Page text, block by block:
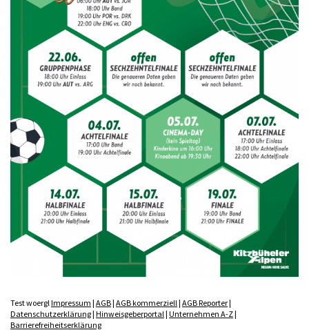
Test woergl Impressum | AGB| AGB kommerziell | AGB Reporter|
Datenschutzerklärung| Hinweisgeberportal | Unternehmen A-Z|
Barrierefreiheitserklärung